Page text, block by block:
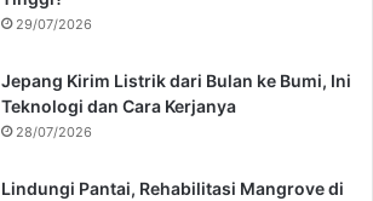
29/07/2026
Jepang Kirim Listrik dari Bulan ke Bumi, Ini
Teknologi dan Cara Kerjanya
28/07/2026
Lindungi Pantai, Rehabilitasi Mangrove di